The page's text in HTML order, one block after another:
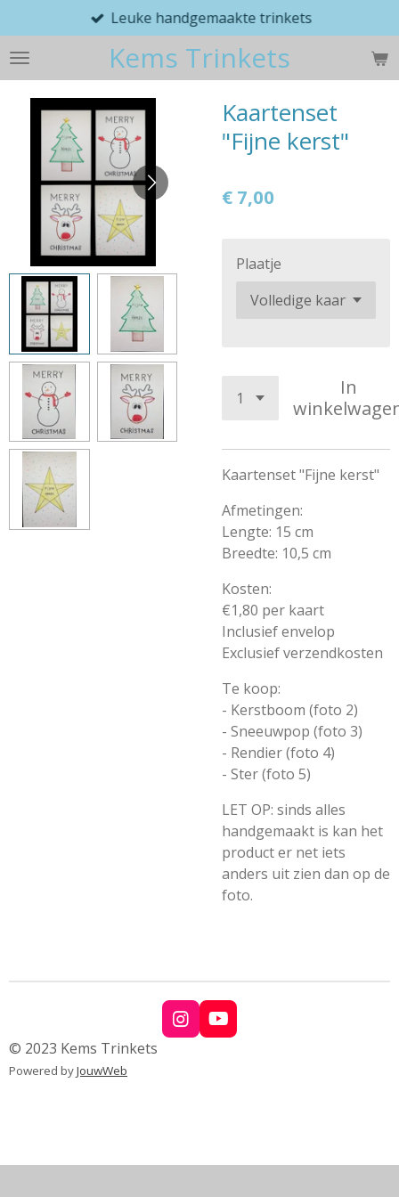
direct
naar
de
Kems Trinkets
Leuke handgemaakte trinkets
Kaartenset
"Fijne kerst"
€ 7,00
Plaatje
In
Kaartenset "Fijne kerst"
Afmetingen:
Lengte: 15 cm
Breedte: 10,5 cm
Kosten:
€1,80 per kaart
Inclusief envelop
Exclusief verzendkosten
Te koop:
- Kerstboom (foto 2)
- Sneeuwpop (foto 3)
- Rendier (foto 4)
- Ster (foto 5)
LET OP: sinds alles
handgemaakt is kan het
product er net iets
anders uit zien dan op de
foto.
I
n
m
Y
o
© 2023 Kems Trinkets
Powered byJouwWeb